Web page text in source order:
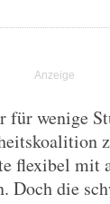
für wenige
flexibel mit
Doch die